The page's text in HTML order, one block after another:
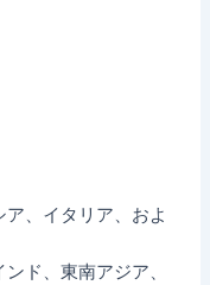
、イタリア、およ
ド、東南アジア、